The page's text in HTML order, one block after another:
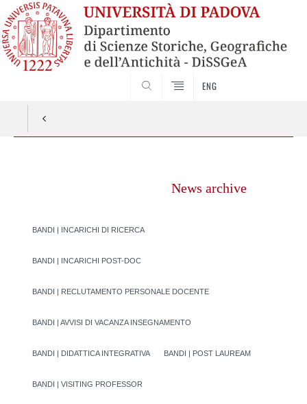
ENG
News archive
BANDI | INCARICHI DI RICERCA
BANDI | INCARICHI POST-DOC
BANDI | RECLUTAMENTO PERSONALE DOCENTE
BANDI | AVVISI DI VACANZA INSEGNAMENTO
BANDI | DIDATTICA INTEGRATIVA BANDI | POST LAUREAM
BANDI | VISITING PROFESSOR